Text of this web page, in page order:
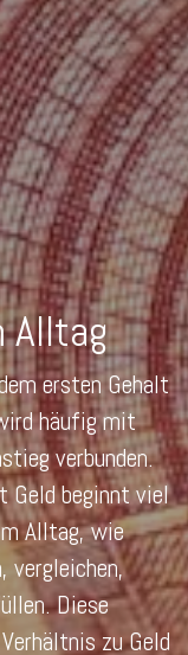
Alltag
ersten Gehalt
häufig mit
verbunden.
Geld beginnt viel
Alltag, wie
vergleichen,
Diese
zu Geld